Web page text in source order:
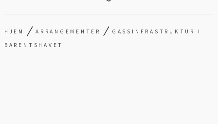
HJEM /ARRANGEMENTER / GASSINFRASTRUKTUR I
BARENTSHAVET